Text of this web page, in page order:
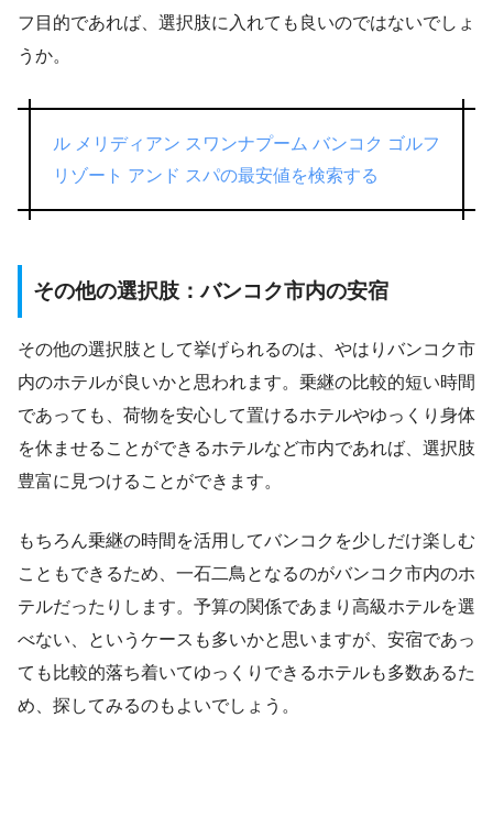
フ目的であれば、選択肢に入れても良いのではないでしょ
うか。
ル メリディアン スワンナプーム バンコク ゴルフ
リゾート アンド スパの最安値を検索する
その他の選択肢：バンコク市内の安宿
その他の選択肢として挙げられるのは、やはりバンコク市
内のホテルが良いかと思われます。乗継の比較的短い時間
であっても、荷物を安心して置けるホテルやゆっくり身体
を休ませることができるホテルなど市内であれば、選択肢
豊富に見つけることができます。
もちろん乗継の時間を活用してバンコクを少しだけ楽しむ
こともできるため、一石二鳥となるのがバンコク市内のホ
テルだったりします。予算の関係であまり高級ホテルを選
べない、というケースも多いかと思いますが、安宿であっ
ても比較的落ち着いてゆっくりできるホテルも多数あるた
め、探してみるのもよいでしょう。